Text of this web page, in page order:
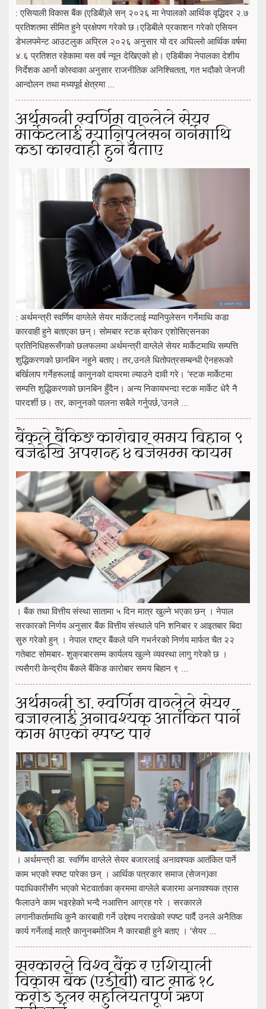
: एसियाली विकास बैंक (एडिबी)ले सन् २०२६ मा नेपालको आर्थिक वृद्धिदर २.७
प्रतिशतमा सीमित हुने प्रक्षेपण गरेको छ।एडिबीले प्रकाशन गरेको एसियन
डेभलपमेन्ट आउटलुक अप्रिल २०२६ अनुसार यो दर अघिल्लो आर्थिक वर्षमा
४.६ प्रतिशत रहेकामा यस वर्ष न्यून देखिएको हो। एडिबीका नेपालका देशीय
निर्देशक आर्नो कोस्वाका अनुसार राजनीतिक अनिश्चितता, गत भदौको जेनजी
आन्दोलन तथा मध्यपूर्व क्षेत्रमा ...
अर्थमन्त्री स्वर्णिम वाग्लेले सेयर
मार्केटलाई म्यानिपुलेसन गर्नेमाथि
कडा कारवाही हुने बताए
: अर्थमन्त्री स्वर्णिम वाग्लेले सेयर मार्केटलाई म्यानिपुलेसन गर्नेमाथि कडा
कारवाही हुने बताएका छन्। सोमबार स्टक ब्रोकर एशोसिएसनका
प्रतिनिधिहरूसँगको छलफलमा अर्थमन्त्री वाग्लेले सेयर मार्केटमाथि सम्पत्ति
शुद्धिकरणको छानबिन नहुने बताए। तर,उनले धितोपत्रसम्बन्धी ऐनहरूको
बर्खिलाप गर्नेहरूलाई कानुनको दायरमा ल्याउने दावी गरे। 'स्टक मार्केटमा
सम्पत्ति शुद्धिकरणको छानबिन हुँदैन। अन्य निकायभन्दा स्टक मार्केट धेरै नै
पारदर्शी छ। तर, कानुनको पालना सबैले गर्नुपर्छ,'उनले ...
बैंकले बैंकिङ कारोबार समय बिहान ९
बजेदेखि अपरान्ह ४ बजेसम्म कायम
। बैंक तथा वित्तीय संस्था सातामा ५ दिन मात्र खुल्ने भएका छन् । नेपाल
सरकारको निर्णय अनुसार बैंक वित्तीय संस्थाले पनि शनिबार र आइतबार बिदा
सुरु गरेको हुन् । नेपाल राष्ट्र बैंकले पनि गभर्नरको निर्णय मार्फत चैत २२
गतेबाट सोमबार- शुक्रबारसम्म कार्यलय खुल्ने व्यवस्था लागु गरेको छ ।
त्यसैगरी केन्द्रीय बैंकले बैंकिङ कारोबार समय बिहान ९ ...
अर्थमन्त्री डा. स्वर्णिम वाग्लेले सेयर
बजारलाई अनावश्यक आतंकित पार्ने
काम भएको स्पष्ट पारे
। अर्थमन्त्री डा. स्वर्णिम वाग्लेले सेयर बजारलाई अनावश्यक आतंकित पार्ने
काम भएको स्पष्ट पारेका छन् । आर्थिक पत्रकार समाज (सेजन)का
पदाधिकारीसँग भएको भेटवार्ताका क्रममा वाग्लेले बजारमा अनावश्यक त्रास
फैलाउने काम भइरहेको भन्दै नआत्तिन आग्रह गरे । सरकारले
लगानीकर्तामाथि कुनै कारबाही गर्ने उद्देश्य नराखेको स्पष्ट पार्दै उनले अनैतिक
कार्य गर्नेलाई मात्रै कानुनबमोजिम नै कारबाही हुने बताए । ‘सेयर ...
सरकारले विश्व बैंक र एशियाली
विकास बैंक (एडीबी) बाट साढे १८
करोड डलर सहुलियतपूर्ण ऋण